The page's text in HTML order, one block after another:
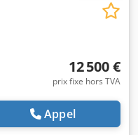
12 500 €
prix fixe hors TVA
Appel